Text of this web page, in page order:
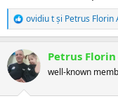
R
e
c
ț
i
ovidiu tși Petrus Florin
Petrus
well-known